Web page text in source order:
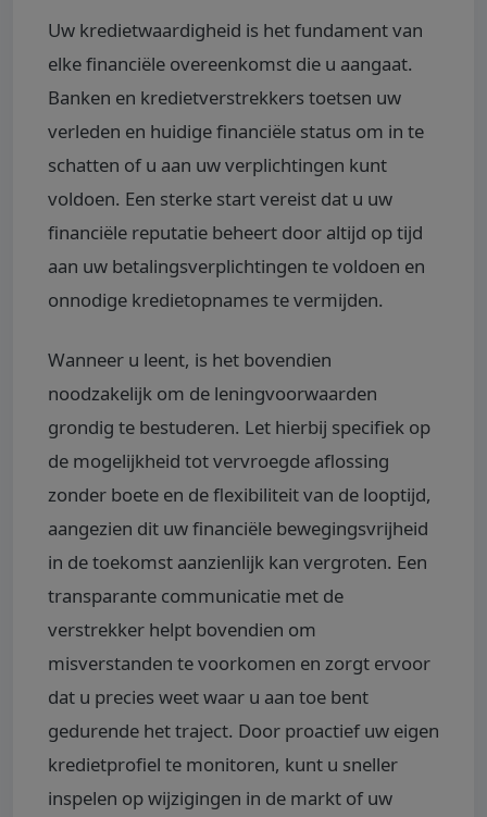
Uw kredietwaardigheid is het fundament van
elke financiële overeenkomst die u aangaat.
Banken en kredietverstrekkers toetsen uw
verleden en huidige financiële status om in te
schatten of u aan uw verplichtingen kunt
voldoen. Een sterke start vereist dat u uw
financiële reputatie beheert door altijd op tijd
aan uw betalingsverplichtingen te voldoen en
onnodige kredietopnames te vermijden.
Wanneer u leent, is het bovendien
noodzakelijk om de leningvoorwaarden
grondig te bestuderen. Let hierbij specifiek op
de mogelijkheid tot vervroegde aflossing
zonder boete en de flexibiliteit van de looptijd,
aangezien dit uw financiële bewegingsvrijheid
in de toekomst aanzienlijk kan vergroten. Een
transparante communicatie met de
verstrekker helpt bovendien om
misverstanden te voorkomen en zorgt ervoor
dat u precies weet waar u aan toe bent
gedurende het traject. Door proactief uw eigen
kredietprofiel te monitoren, kunt u sneller
inspelen op wijzigingen in de markt of uw